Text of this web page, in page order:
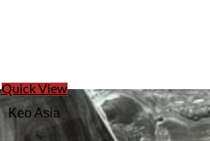
Quick View
Keo Asia